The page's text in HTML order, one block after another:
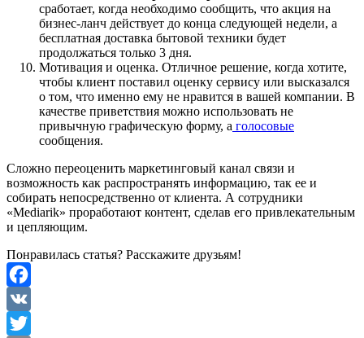
сработает, когда необходимо сообщить, что акция на
бизнес-ланч действует до конца следующей недели, а
бесплатная доставка бытовой техники будет
продолжаться только 3 дня.
Мотивация и оценка. Отличное решение, когда хотите,
чтобы клиент поставил оценку сервису или высказался
о том, что именно ему не нравится в вашей компании. В
качестве приветствия можно использовать не
привычную графическую форму, а голосовые
сообщения.
Сложно переоценить маркетинговый канал связи и
возможность как распространять информацию, так ее и
собирать непосредственно от клиента. А сотрудники
«Mediarik» проработают контент, сделав его привлекательным
и цепляющим.
Понравилась статья? Расскажите друзьям!
Facebook
VK